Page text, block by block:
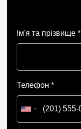
Ім'я та прізвище *
Телефон *